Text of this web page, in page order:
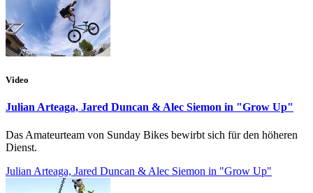
Video
Julian Arteaga, Jared Duncan & Alec Siemon in "Grow Up"
Das Amateurteam von Sunday Bikes bewirbt sich für den höheren
Dienst.
Julian Arteaga, Jared Duncan & Alec Siemon in "Grow Up"